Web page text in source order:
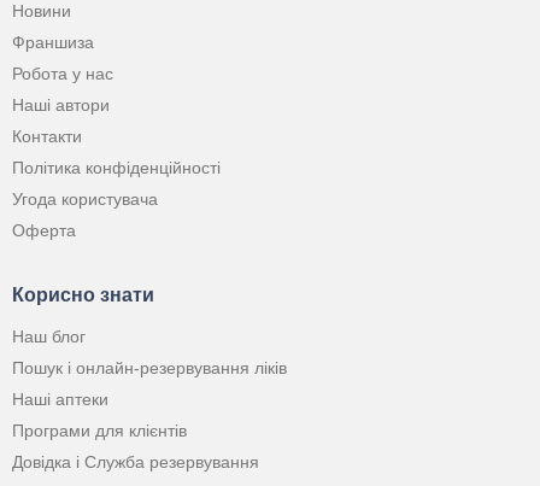
Новини
Франшиза
Робота у нас
Наші автори
Контакти
Політика конфіденційності
Угода користувача
Оферта
Корисно знати
Наш блог
Пошук і онлайн-резервування ліків
Наші аптеки
Програми для клієнтів
Довідка і Служба резервування